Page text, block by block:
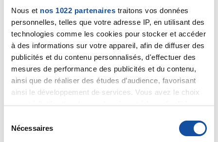
Nous et nos 1022 partenaires traitons vos données
personnelles, telles que votre adresse IP, en utilisant des
technologies comme les cookies pour stocker et accéder
à des informations sur votre appareil, afin de diffuser des
publicités et du contenu personnalisés, d'effectuer des
mesures de performance des publicités et du contenu,
ainsi que de réaliser des études d’audience, favorisant
ainsi le développement de services. Vous avez le choix
quant à l'utilisation de vos données et à leurs finalités.
tout moment en consultant la Déclaration relative aux
cookies ou en cliquant sur l'icône de confidentialité.
Nécessaires
24/04/2023 - 09:40
Bonjour Babou,
2 ans après les 25 séances de radiothérapie je
ressens parfois comme une décharge électrique dans
la zone ou des courbatures musculaires autour du
fréquent